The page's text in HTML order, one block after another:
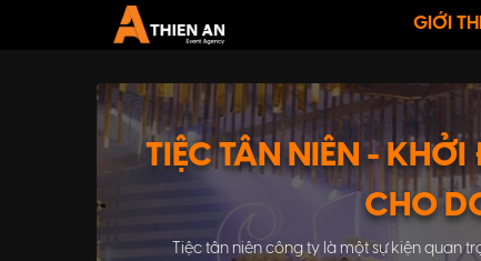
GIỚI
TIỆC TÂN NIÊN -
CHO
Tiệc tân niên công ty là một sự kiện quan